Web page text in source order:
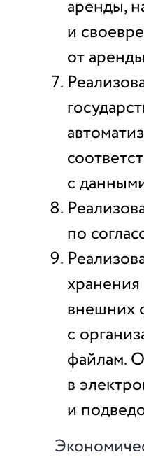
аренды,
и
от
с
по
внешних
с
файлам.
в
и